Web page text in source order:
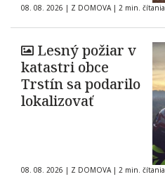
08. 08. 2026 | Z DOMOVA | 2 min. čítania
Lesný požiar v
katastri obce
Trstín sa podarilo
lokalizovať
08. 08. 2026 | Z DOMOVA | 2 min. čítania